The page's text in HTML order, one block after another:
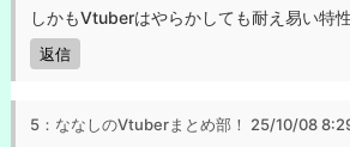
しかもVtuberはやらかしても耐え易い特
返信
5：ななしのVtuberまとめ部！ 25/10/08